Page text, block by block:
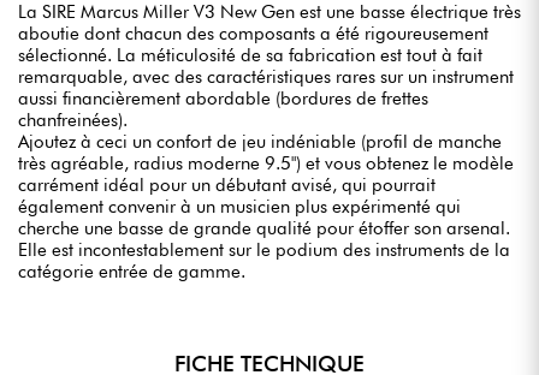
La SIRE Marcus Miller V3 New Gen est une basse électrique très
aboutie dont chacun des composants a été rigoureusement
sélectionné. La méticulosité de sa fabrication est tout à fait
remarquable, avec des caractéristiques rares sur un instrument
aussi financièrement abordable (bordures de frettes
chanfreinées).
Ajoutez à ceci un confort de jeu indéniable (profil de manche
très agréable, radius moderne 9.5") et vous obtenez le modèle
carrément idéal pour un débutant avisé, qui pourrait
également convenir à un musicien plus expérimenté qui
cherche une basse de grande qualité pour étoffer son arsenal.
Elle est incontestablement sur le podium des instruments de la
catégorie entrée de gamme.
FICHE TECHNIQUE